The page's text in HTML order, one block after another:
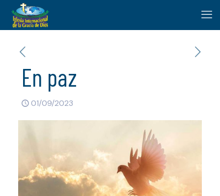
En paz
01/09/2023